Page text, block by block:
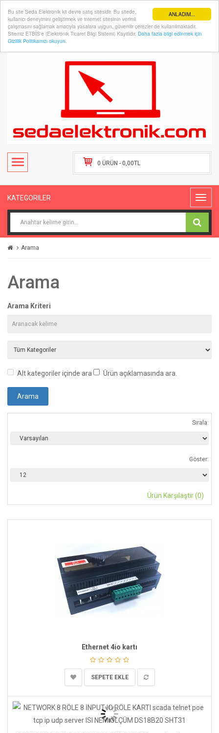
ANLADIM...
Bu site Seda Elektronik kit devre satış sitesidir. Bu sitede,
kullanıcı deneyimini geliştirmek ve internet sitesinin verimli
çalışmasını sağlamak amacıyla yasalara uygun, güvenilir çerezler de kullanılmaktadır.
Sitemiz ETBİS'e (Elektronik Ticaret Bilgi Sistemi) Kayıtlıdır. Daha fazla bilgi edinmek için
Gizlilik Politikamızı okuyun.
Hesabım Kasaya Git
0 ÜRÜN - 0,00TL
KATEGORILER
Arama
Arama
Arama Kriteri
Alt kategoriler içinde ara Ürün açıklamasında ara.
Sırala:
Göster:
Ürün Karşılaştır (0)
Ethernet 4io kartı
SEPETE EKLE